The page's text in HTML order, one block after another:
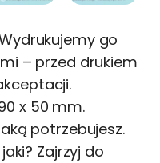
go
– przed drukiem
x 50 mm.
potrzebujesz.
Zajrzyj do